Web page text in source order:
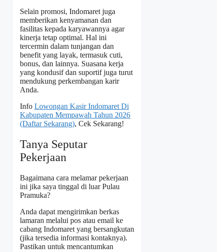
Selain promosi, Indomaret juga
memberikan kenyamanan dan
fasilitas kepada karyawannya agar
kinerja tetap optimal. Hal ini
tercermin dalam tunjangan dan
benefit yang layak, termasuk cuti,
bonus, dan lainnya. Suasana kerja
yang kondusif dan suportif juga turut
mendukung perkembangan karir
Anda.
Info Lowongan Kasir Indomaret Di
Kabupaten Mempawah Tahun 2026
(Daftar Sekarang), Cek Sekarang!
Tanya Seputar
Pekerjaan
Bagaimana cara melamar pekerjaan
ini jika saya tinggal di luar Pulau
Pramuka?
Anda dapat mengirimkan berkas
lamaran melalui pos atau email ke
cabang Indomaret yang bersangkutan
(jika tersedia informasi kontaknya).
Pastikan untuk mencantumkan